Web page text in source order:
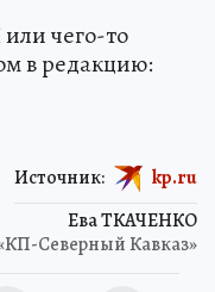
чего-то
в редакцию:
Ева ТКАЧЕНКО
Северный Кавказ»
Источник: kp.ru